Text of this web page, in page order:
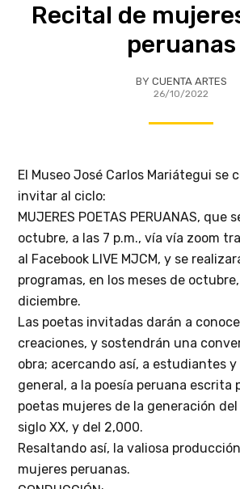
Recital de
peruanas
BY CUENTA ARTES
26/10/2022
El Museo José Carlos Mariátegui se
invitar al ciclo:
MUJERES POETAS PERUANAS, que
octubre, a las 7 p.m., vía vía zoom
al Facebook LIVE MJCM, y se
programas, en los meses de
diciembre.
Las poetas invitadas darán a
creaciones, y sostendrán una
obra; acercando así, a estudiantes y
general, a la poesía peruana escrita
poetas mujeres de la generación del
siglo XX, y del 2,000.
Resaltando así, la valiosa
mujeres peruanas.